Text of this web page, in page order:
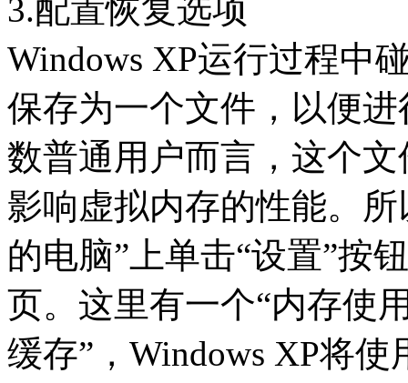
3.配置恢复选项
Windows XP运行过程中
保存为一个文件，以便
数普通用户而言，这个
影响虚拟内存的性能。
的电脑”上单击“设置”按
页。这里有一个“内存使
缓存”，Windows XP将